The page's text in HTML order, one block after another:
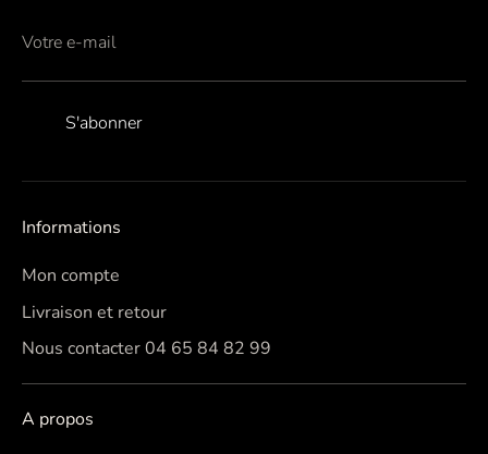
Votre e-mail
S'abonner
Informations
Mon compte
Livraison et retour
Nous contacter 04 65 84 82 99
A propos